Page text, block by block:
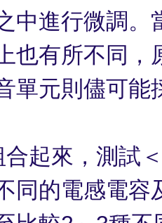
中進行微調。
也有所不同，
單元則儘可能
起來，測試
同的電感電容